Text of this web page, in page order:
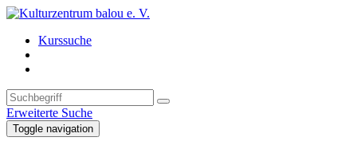
Kurssuche
Erweiterte Suche
Toggle navigation